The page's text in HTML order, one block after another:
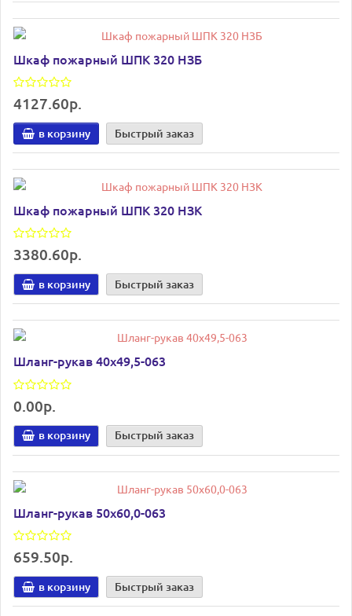
Шкаф пожарный ШПК 320 НЗБ
4127.60р.
в корзину Быстрый заказ
Шкаф пожарный ШПК 320 НЗК
3380.60р.
в корзину Быстрый заказ
Шланг-рукав 40х49,5-063
0.00р.
в корзину Быстрый заказ
Шланг-рукав 50х60,0-063
659.50р.
в корзину Быстрый заказ